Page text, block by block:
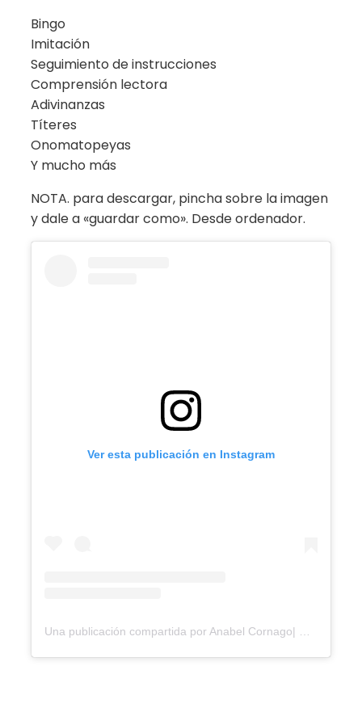
Bingo
Imitación
Seguimiento de instrucciones
Comprensión lectora
Adivinanzas
Títeres
Onomatopeyas
Y mucho más
NOTA. para descargar, pincha sobre la imagen
y dale a «guardar como». Desde ordenador.
Ver esta publicación en Instagram
Una publicación compartida por Anabel Cornago| Recursos Autismo (@anabelcornago)